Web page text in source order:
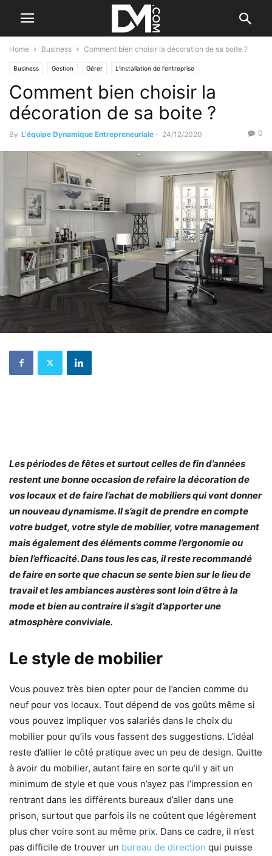
Home Business Comment bien choisir la décoration de sa boite ?
Business Gestion Gérer L’installation de l'entreprise
Comment bien choisir la
décoration de sa boite ?
By L'équipe Dynamique Entrepreneuriale - 24/12/2020 0
Les périodes de fêtes et surtout celles de fin d’années
restent une bonne occasion de refaire la décoration de
vos locaux et de faire l’achat de mobiliers qui vont donner
un nouveau dynamisme. Il s’agit de prendre en compte
votre budget, votre style de mobilier, votre management
mais également des éléments comme l’ergonomie ou
bien l’efficacité. Dans tous les cas, il reste recommandé
de faire en sorte que chacun se sente bien sur le lieu de
travail et les ambiances austères sont loin d’être à la
mode et bien au contraire il s’agit d’apporter une
atmosphère conviviale.
Le style de mobilier
Vous pouvez très bien opter pour de l’ancien comme du
neuf pour vos locaux. Tout dépend de vos goûts même si
vous pouvez impliquer vos salariés dans le choix du
mobilier pour qu’ils vous fassent des suggestions. L’idéal
reste d’allier le côté pratique avec un peu de design. Quitte
à avoir du mobilier, autant faire en sorte qu’il y ait un
minimum de style et que vous n’ayez pas l’impression en
rentrant dans les différents bureaux d’aller dans une
prison, surtout que parfois ils ne coûtent que légèrement
plus cher voire sont au même prix. Dans ce cadre, il n’est
pas difficile de trouver un bureau de direction qui puisse